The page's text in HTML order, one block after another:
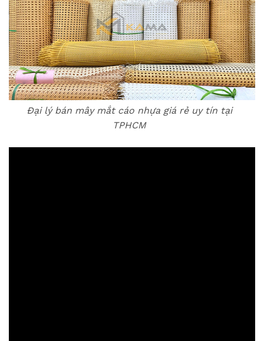
Đại lý bán mây mắt cáo nhựa giá rẻ uy tín tại
TPHCM